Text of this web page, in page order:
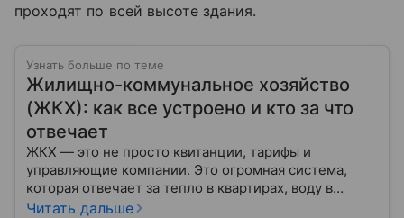
проходят по всей высоте здания.
Узнать больше по теме
Жилищно-коммунальное хозяйство
(ЖКХ): как все устроено и кто за что
отвечает
ЖКХ — это не просто квитанции, тарифы и
управляющие компании. Это огромная система,
которая отвечает за тепло в квартирах, воду в
кране, освещение улиц и чистоту во дворах.
Читать дальше